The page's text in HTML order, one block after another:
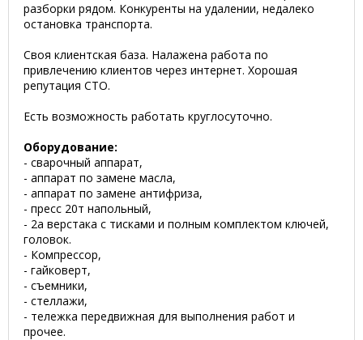
разборки рядом. Конкуренты на удалении, недалеко
остановка транспорта.
Своя клиентская база. Налажена работа по
привлечению клиентов через интернет. Хорошая
репутация СТО.
Есть возможность работать круглосуточно.
Оборудование:
- cварочный аппарат,
- аппарат по замене масла,
- аппарат по замене антифриза,
- пресс 20т напольный,
- 2а верстака с тисками и полным комплектом ключей,
головок.
- Компрессор,
- гайковерт,
- съемники,
- стеллажи,
- тележка передвижная для выполнения работ и
прочее.